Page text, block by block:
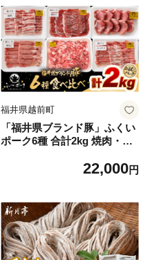
福井県越前町
「福井県ブランド豚」ふくい
ポーク6種 合計2kg 焼肉・し
産 ポーク 豚肉 ぶたにく カッ
交配 とんかつ肉 冷凍肉 弁当
肉 惣菜肉 バーべキュー 国産
小分けカット】 [e02-b023]
22,000円